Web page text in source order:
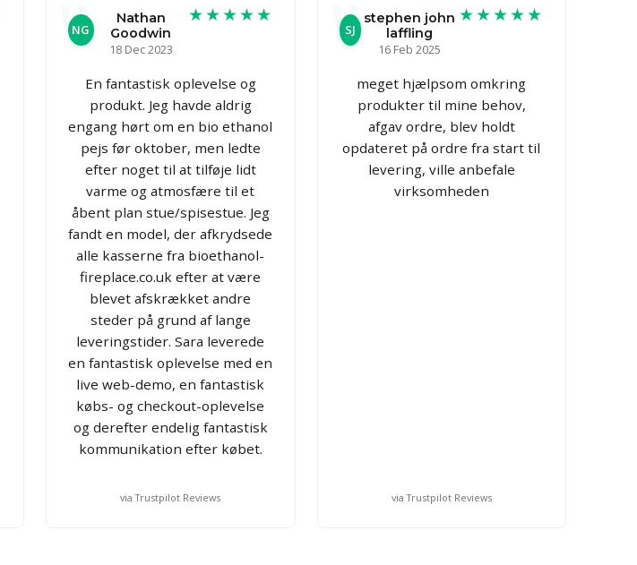
NG
Nathan
Goodwin
18 Dec 2023
★★★★★
En fantastisk oplevelse og
produkt. Jeg havde aldrig
engang hørt om en bio ethanol
pejs før oktober, men ledte
efter noget til at tilføje lidt
varme og atmosfære til et
åbent plan stue/spisestue. Jeg
fandt en model, der afkrydsede
alle kasserne fra bioethanol-
fireplace.co.uk efter at være
blevet afskrækket andre
steder på grund af lange
leveringstider. Sara leverede
en fantastisk oplevelse med en
live web-demo, en fantastisk
købs- og checkout-oplevelse
og derefter endelig fantastisk
kommunikation efter købet.
via Trustpilot Reviews
SJ
stephen john
laffling
16 Feb 2025
★★★★★
meget hjælpsom omkring
produkter til mine behov,
afgav ordre, blev holdt
opdateret på ordre fra start til
levering, ville anbefale
virksomheden
via Trustpilot Reviews